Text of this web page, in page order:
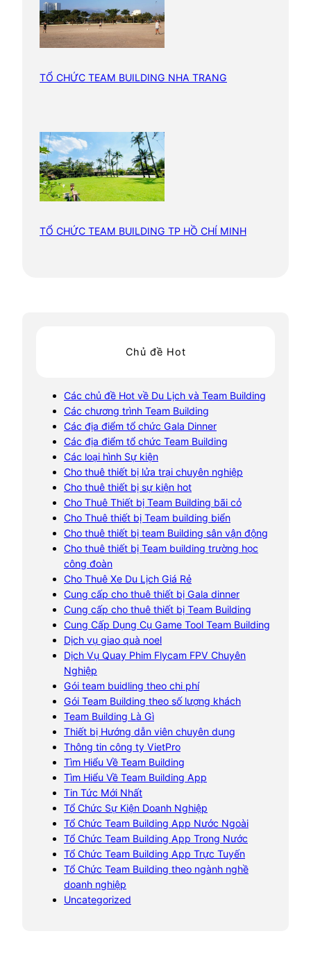
TỔ CHỨC TEAM BUILDING NHA TRANG
TỔ CHỨC TEAM BUILDING TP HỒ CHÍ MINH
Chủ đề Hot
Các chủ đề Hot về Du Lịch và Team Building
Các chương trình Team Building
Các địa điểm tổ chức Gala Dinner
Các địa điểm tổ chức Team Building
Các loại hình Sự kiện
Cho thuê thiết bị lửa trại chuyên nghiệp
Cho thuê thiết bị sự kiện hot
Cho Thuê Thiết bị Team Building bãi cỏ
Cho Thuê thiết bị Team building biển
Cho thuê thiết bị team Building sân vận động
Cho thuê thiết bị Team building trường học
công đoàn
Cho Thuê Xe Du Lịch Giá Rẻ
Cung cấp cho thuê thiết bị Gala dinner
Cung cấp cho thuê thiết bị Team Building
Cung Cấp Dụng Cụ Game Tool Team Building
Dịch vụ giao quà noel
Dịch Vụ Quay Phim Flycam FPV Chuyên
Nghiệp
Gói team buidling theo chi phí
Gói Team Building theo số lượng khách
Team Building Là Gì
Thiết bị Hướng dẫn viên chuyên dụng
Thông tin công ty VietPro
Tìm Hiểu Về Team Building
Tìm Hiểu Về Team Building App
Tin Tức Mới Nhất
Tổ Chức Sự Kiện Doanh Nghiệp
Tổ Chức Team Building App Nước Ngoài
Tổ Chức Team Building App Trong Nước
Tổ Chức Team Building App Trực Tuyến
Tổ Chức Team Building theo ngành nghề
doanh nghiệp
Uncategorized